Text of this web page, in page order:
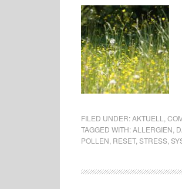
FILED UNDER:AKTUELL
TAGGED WITH:ALLERGIEN
POLLEN RESET, STRESS